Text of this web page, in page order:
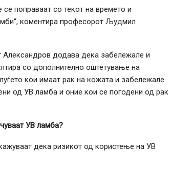
поправаат со текот на времето и
коментира професорот Људмил
додава дека забележале и
со дополнително оштетување на
кои имаат рак на кожата и забележале
од УВ ламба и оние кои се погодени од рак
УВ ламба?
дека ризикот од користење на УВ